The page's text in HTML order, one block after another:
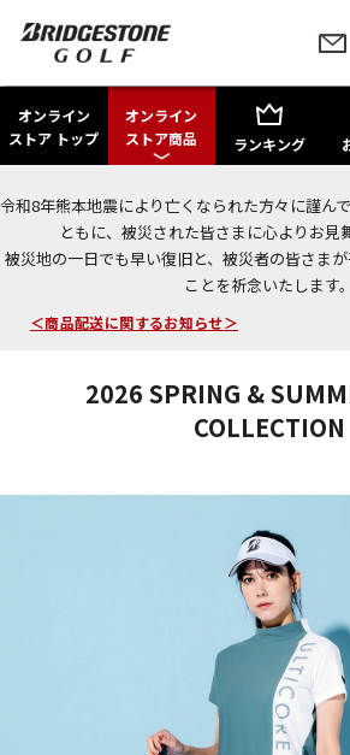
オンライン
ストア トップ
オンライン
ストア商品
ランキング
令和8年熊本地震により亡くなられた方々に謹ん
ともに、被災された皆さまに心よりお見
被災地の一日でも早い復旧と、被災者の皆さま
ことを祈念いたします。
今なら新規会員登録で1,000円OFFクーポンプ
＜商品配送に関するお知らせ＞
＜夏季休暇中のご注文・発送・お問い合わせ＞
2026 SPRING &
COLLECTION